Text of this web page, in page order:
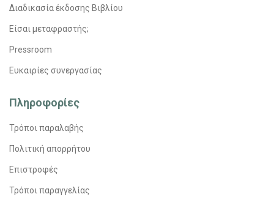
Διαδικασία έκδοσης Βιβλίου
Είσαι μεταφραστής;
Pressroom
Ευκαιρίες συνεργασίας
Πληροφορίες
Τρόποι παραλαβής
Πολιτική απορρήτου
Επιστροφές
Τρόποι παραγγελίας